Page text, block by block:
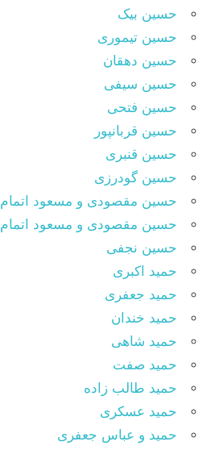
حسین بیک
حسین تیموری
حسین دهقان
حسین سیفی
حسین فتحی
حسین قربانپور
حسین قنبری
حسین گودرزی
حسین مقصودى و مسعود اتمام
حسین مقصودی و مسعود اتمام
حسین نجفی
حمید اکبری
حمید جعفری
حمید خندان
حمید شاهی
حمید صفت
حمید طالب زاده
حمید عسکری
حمید و عباس جعفری